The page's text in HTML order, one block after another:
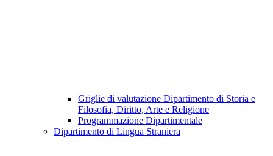
Griglie di valutazione Dipartimento di Storia e
Filosofia, Diritto, Arte e Religione
Programmazione Dipartimentale
Dipartimento di Lingua Straniera